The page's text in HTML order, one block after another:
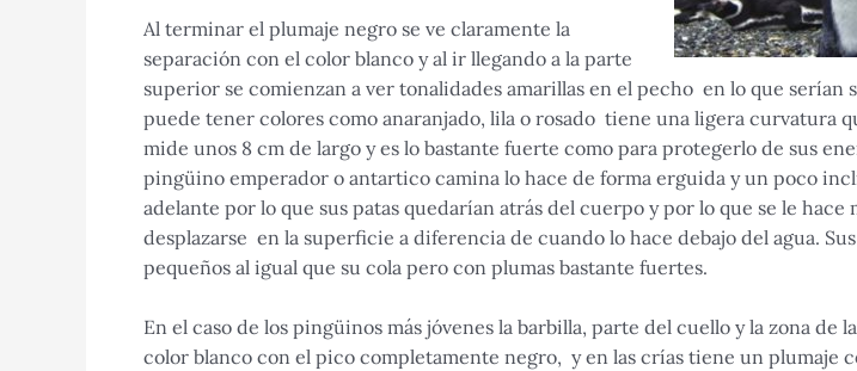
Al terminar el plumaje negro se ve claramente la
separación con el color blanco y al ir llegando a la parte
superior se comienzan a ver tonalidades amarillas en el pecho en lo que serían
puede tener colores como anaranjado, lila o rosado tiene una ligera curvatura
mide unos 8 cm de largo y es lo bastante fuerte como para protegerlo de sus
pingüino emperador o antartico camina lo hace de forma erguida y un poco
adelante por lo que sus patas quedarían atrás del cuerpo y por lo que se le hace
desplazarse en la superficie a diferencia de cuando lo hace debajo del agua.
pequeños al igual que su cola pero con plumas bastante fuertes.
En el caso de los pingüinos más jóvenes la barbilla, parte del cuello y la zona de
color blanco con el pico completamente negro, y en las crías tiene un plumaje